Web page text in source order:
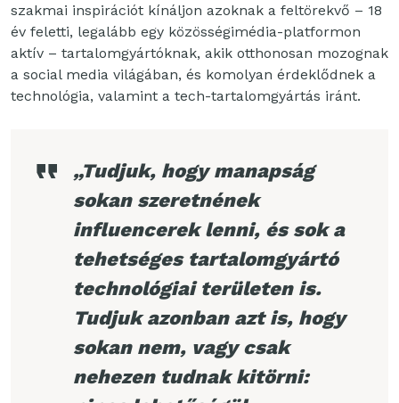
szakmai inspirációt kínáljon azoknak a feltörekvő – 18
év feletti, legalább egy közösségimédia-platformon
aktív – tartalomgyártóknak, akik otthonosan mozognak
a social media világában, és komolyan érdeklődnek a
technológia, valamint a tech-tartalomgyártás iránt.
„Tudjuk, hogy manapság
sokan szeretnének
influencerek lenni, és sok a
tehetséges tartalomgyártó
technológiai területen is.
Tudjuk azonban azt is, hogy
sokan nem, vagy csak
nehezen tudnak kitörni: